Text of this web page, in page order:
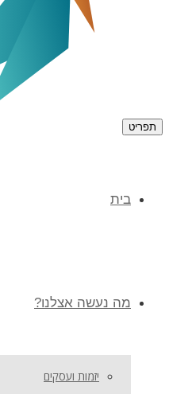
תפריט
בית
מה נעשה אצלנו?
יזמות ועסקים